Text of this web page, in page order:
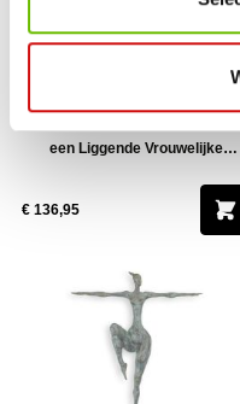
een Liggende Vrouwelijke
€ 136,95